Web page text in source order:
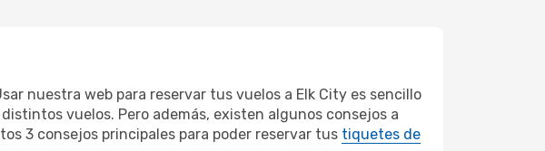
nuestra web para reservar tus vuelos a Elk City es sencillo
vuelos. Pero además, existen algunos consejos a
3 consejos principales para poder reservar tus tiquetes de